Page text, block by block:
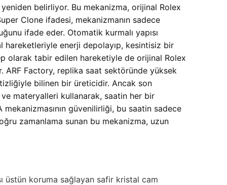
belirliyor. Bu mekanizma, orijinal Rolex
Clone ifadesi, mekanizmanın sadece
ifade eder. Otomatik kurmalı yapısı
hareketleriyle enerji depolayıp, kesintisiz bir
olarak tabir edilen hareketiyle de orijinal Rolex
ARF Factory, replika saat sektöründe yüksek
bilinen bir üreticidir. Ancak son
materyalleri kullanarak, saatin her bir
güvenilirliği, bu saatin sadece
zamanlama sunan bu mekanizma, uzun
üstün koruma sağlayan safir kristal cam